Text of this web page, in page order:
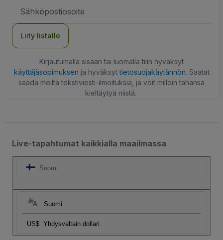
Liity listalle
Kirjautumalla sisään tai luomalla tilin hyväksyt
käyttäjäsopimuksen ja hyväksyttietosuojakäytännön. Saatat
saada meiltä tekstiviesti-ilmoituksia, ja voit milloin tahansa
kieltäytyä niistä.
Live-tapahtumat kaikkialla maailmassa
Suomi
Suomi
US$ Yhdysvaltain dollari